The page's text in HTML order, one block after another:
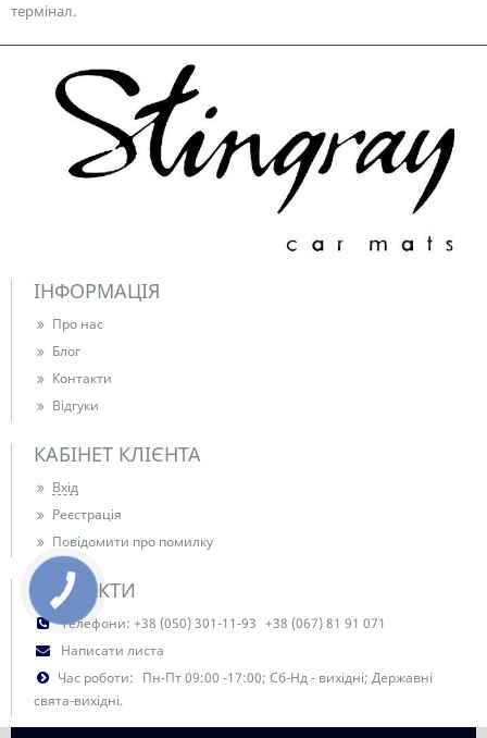
термінал.
ІНФОРМАЦІЯ
Про нас
Блог
Контакти
Відгуки
КАБІНЕТ КЛІЄНТА
Вхід
Реєстрація
Повідомити про помилку
КОНТАКТИ
Телефони: +38 (050) 301-11-93 +38 (067) 81 91 071
Написати листа
Час роботи: Пн-Пт 09:00 -17:00; Сб-Нд - вихідні; Державні
свята-вихідні.